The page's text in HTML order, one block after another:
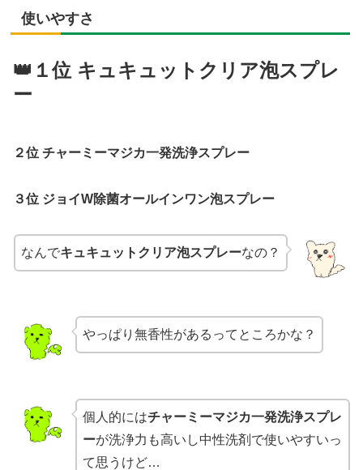
使いやすさ
👑１位 キュキュットクリア泡スプレ
ー
２位 チャーミーマジカ一発洗浄スプレー
３位 ジョイW除菌オールインワン泡スプレー
なんでキュキュットクリア泡スプレーなの？
やっぱり無香性があるってところかな？
個人的にはチャーミーマジカ一発洗浄スプレ
ーが洗浄力も高いし中性洗剤で使いやすいっ
て思うけど…